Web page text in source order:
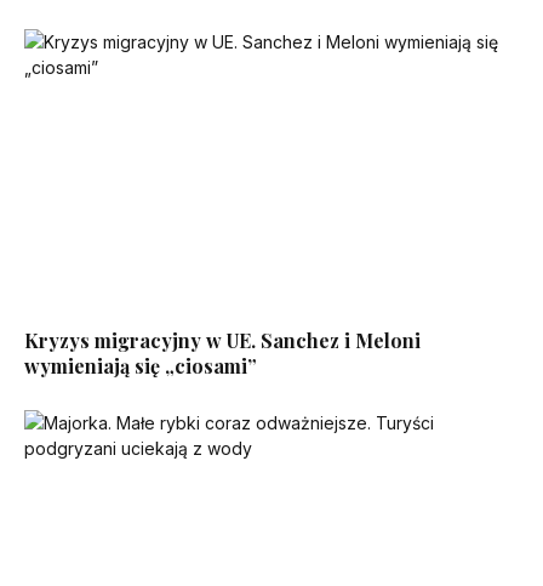
Kryzys migracyjny w UE. Sanchez i Meloni
wymieniają się „ciosami”